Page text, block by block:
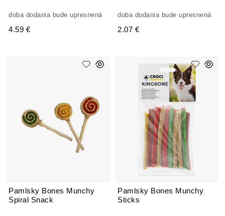
doba dodania bude upresnená
4.59 €
doba dodania bude upresnená
2.07 €
Pamlsky Bones Munchy
Spiral Snack
Pamlsky Bones Munchy
Sticks